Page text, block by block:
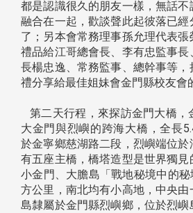
都是認識很久的朋友一樣，無話
融合在一起，歡談聲此起彼落已
了；另本會常務理事孫允理代表
禮品給江哥總會長、李有忠監事
長楊忠逸、常務監事、總幹事等
禮分享給最佳姐妹會金門縣校友會
第二天行程，來探訪金門大橋，
大金門與烈嶼的跨海大橋，全長
於金寧鄉慈湖路二段，烈嶼端位
有五座主橋，橋塔造型是世界獨見
小金門、大膽島「戰地秘境中的
方公里，南北均有小高地，中央
島隸屬於金門縣烈嶼鄉，位於烈